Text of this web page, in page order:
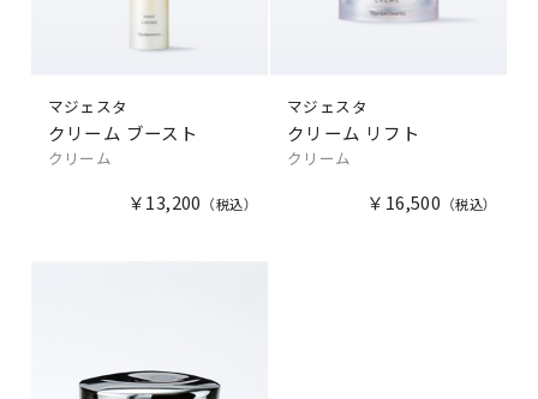
マジェスタ
クリーム ブースト
クリーム
￥13,200
マジェスタ
クリーム リフト
クリーム
￥16,500